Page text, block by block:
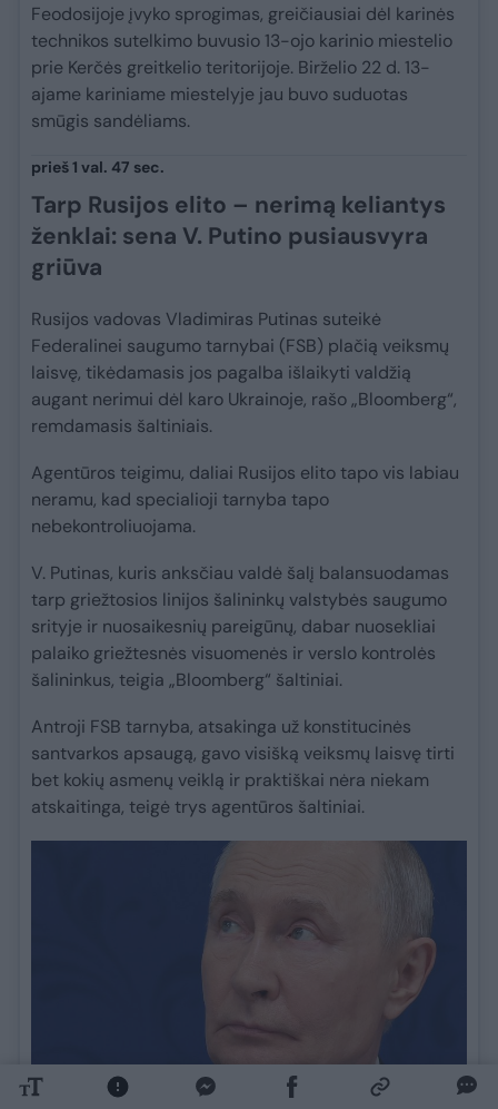
Feodosijoje įvyko sprogimas, greičiausiai dėl karinės
technikos sutelkimo buvusio 13-ojo karinio miestelio
prie Kerčės greitkelio teritorijoje. Birželio 22 d. 13-
ajame kariniame miestelyje jau buvo suduotas
smūgis sandėliams.
prieš 1 val. 47 sec.
Tarp Rusijos elito – nerimą keliantys
ženklai: sena V. Putino pusiausvyra
griūva
Rusijos vadovas Vladimiras Putinas suteikė
Federalinei saugumo tarnybai (FSB) plačią veiksmų
laisvę, tikėdamasis jos pagalba išlaikyti valdžią
augant nerimui dėl karo Ukrainoje, rašo „Bloomberg“,
remdamasis šaltiniais.
Agentūros teigimu, daliai Rusijos elito tapo vis labiau
neramu, kad specialioji tarnyba tapo
nebekontroliuojama.
V. Putinas, kuris anksčiau valdė šalį balansuodamas
tarp griežtosios linijos šalininkų valstybės saugumo
srityje ir nuosaikesnių pareigūnų, dabar nuosekliai
palaiko griežtesnės visuomenės ir verslo kontrolės
šalininkus, teigia „Bloomberg“ šaltiniai.
Antroji FSB tarnyba, atsakinga už konstitucinės
santvarkos apsaugą, gavo visišką veiksmų laisvę tirti
bet kokių asmenų veiklą ir praktiškai nėra niekam
atskaitinga, teigė trys agentūros šaltiniai.